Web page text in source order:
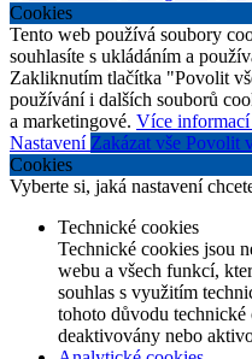
Cookies
Tento web používá soubory
souhlasíte s ukládáním a
Zakliknutím tlačítka "Povolit
používání i dalších souborů
a marketingové. Více
Nastavení Zakázat vše Povolit
Cookies
Vyberte si, jaká nastavení
Technické cookies
Technické cookies jsou
webu a všech funkcí,
souhlas s využitím
tohoto důvodu
deaktivovány nebo